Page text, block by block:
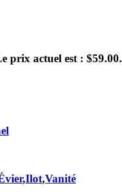
prix actuel est : $59.00.
,Ilot,Vanité